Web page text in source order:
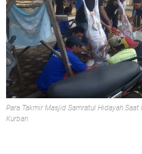
Para Takmir Masjid Samratul Hidayah
Kurban